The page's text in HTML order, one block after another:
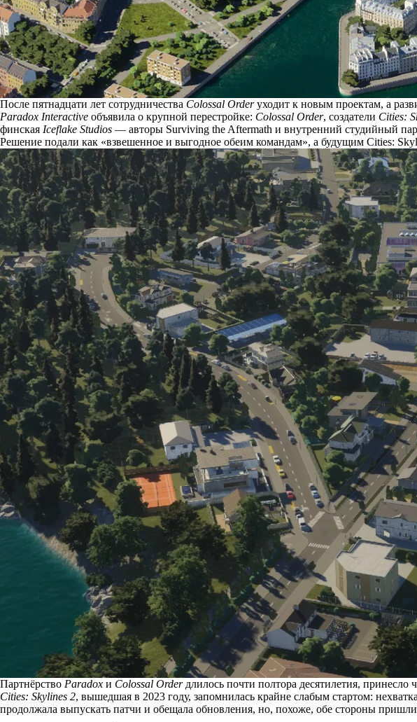
После пятнадцати лет сотрудничества Colossal Orderуходит к новым проектам, а
Paradox Interactive объявила о крупной перестройке: Colossal Order, создатели Cities:
финская Iceflake Studios — авторы Surviving the Aftermath и внутренний студийный
Решение подали как «взвешенное и выгодное обеим командам», а будущим Cities:
Партнёрство Paradox и Colossal Orderдлилось почти полтора десятилетия,
Cities: Skylines 2, вышедшая в 2023 году, запомнилась крайне слабым стартом:
продолжала выпускать патчи и обещала обновления, но, похоже, обе стороны